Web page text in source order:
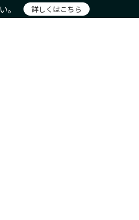
。
詳しくはこちら